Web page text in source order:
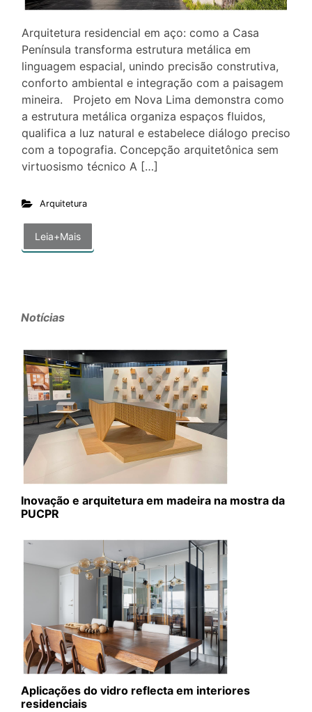
Arquitetura residencial em aço: como a Casa
Península transforma estrutura metálica em
linguagem espacial, unindo precisão construtiva,
conforto ambiental e integração com a paisagem
mineira. Projeto em Nova Lima demonstra como
a estrutura metálica organiza espaços fluidos,
qualifica a luz natural e estabelece diálogo preciso
com a topografia. Concepção arquitetônica sem
virtuosismo técnico A […]
Arquitetura
Leia+Mais
Notícias
Inovação e arquitetura em madeira na mostra da
PUCPR
Aplicações do vidro reflecta em interiores
residenciais